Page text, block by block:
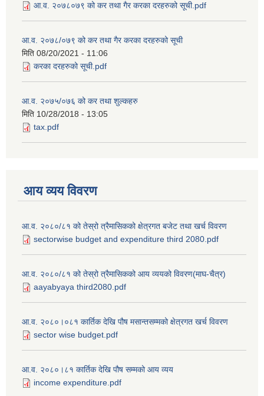
आ.व. २०७८०७९ को कर तथा गैर करका दरहरुको सूची.pdf
आ.व. २०७८/०७९ को कर तथा गैर करका दरहरुको सूची
मिति 08/20/2021 - 11:06
करका दरहरुको सूची.pdf
आ.व. २०७५/०७६ को कर तथा शुल्कहरु
मिति 10/28/2018 - 13:05
tax.pdf
आय व्यय विवरण
आ.व. २०८०/८१ को तेस्रो त्रैमासिकको क्षेत्रगत बजेट तथा खर्च विवरण
sectorwise budget and expenditure third 2080.pdf
आ.व. २०८०/८१ को तेस्रो त्रैमासिकको आय व्ययको विवरण(माघ-चैत्र)
aayabyaya third2080.pdf
आ.व. २०८०।०८१ कार्तिक देखि पौष मसान्तसम्मको क्षेत्रगत खर्च विवरण
sector wise budget.pdf
आ.व. २०८०।८१ कार्तिक देखि पौष सम्मको आय व्यय
income expenditure.pdf